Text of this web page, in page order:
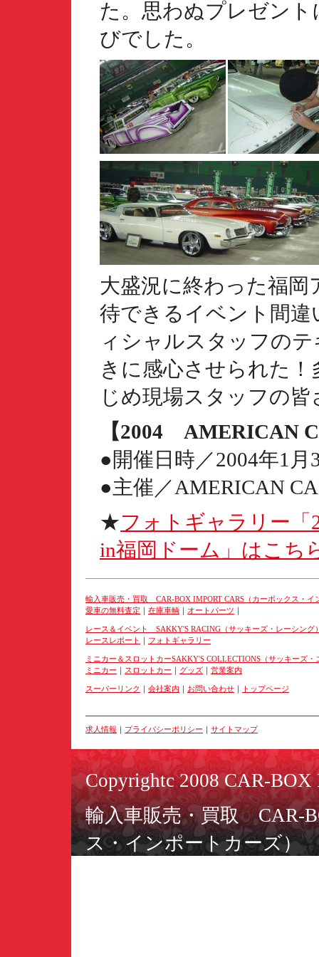
た。思わぬプレゼン
びでした。
大盛況に終わった福
待できるイベント間
ィシャルスタッフの
きに感心させられた
じめ現場スタッフの
【2004 AMERICAN
●開催日時／2004年1
●主催／AMERICAN
★フォトギャラリー
in福岡ドーム」はこち
輸入車販売・買取 CAR-BOX IMPORT CARS（カーボックス・イ
愛車の無料査定 ｜ 在庫車輌 ｜ オートパーツ ｜
レース＆イベント SAKKY'S RACING（サッキーズ・レーシング
レースレポート ｜ フォトギャラリー
ミニカー＆スロットカーSAKKY'S COLLECTIONS（サッキーズ・
ミニカー ｜ スロットカー ｜ グッズ ｜ 営業案内
スーパーリンク ｜ 会社案内 ｜ お問い合わせ ｜ トップページ
求人情報 ｜ プライバシーポリシー ｜ サイトマップ
Copyrightc 2008 CAR-BOX
輸入車販売・買取 CAR-
ス・インポートカーズ）